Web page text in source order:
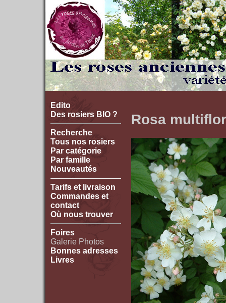
Edito
Des rosiers BIO ?
Recherche
Tous nos rosiers
Par catégorie
Par famille
Nouveautés
Tarifs et livraison
Commandes et
contact
Où nous trouver
Foires
Galerie Photos
Bonnes adresses
Livres
Rosa